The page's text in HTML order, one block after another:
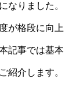
なりました。
が格段に向上
記事では基本
紹介します。